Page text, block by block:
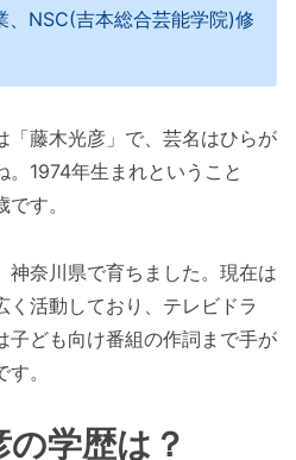
、NSC(吉本総合芸能学院)修
「藤木光彦」で、芸名はひらが
1974年生まれということ
す。
神奈川県で育ちました。現在は
く活動しており、テレビドラ
子ども向け番組の作詞まで手が
。
学歴は？